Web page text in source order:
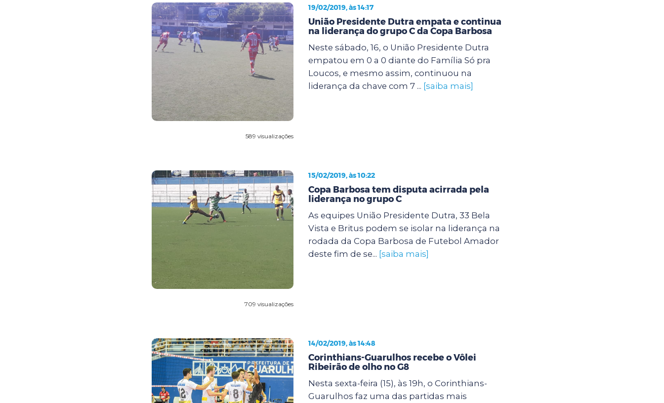
589 visualizações
19/02/2019, às 14:17
União Presidente Dutra empata e continua
na liderança do grupo C da Copa Barbosa
Neste sábado, 16, o União Presidente Dutra
empatou em 0 a 0 diante do Família Só pra
Loucos, e mesmo assim, continuou na
liderança da chave com 7 ... [saiba mais]
709 visualizações
15/02/2019, às 10:22
Copa Barbosa tem disputa acirrada pela
liderança no grupo C
As equipes União Presidente Dutra, 33 Bela
Vista e Britus podem se isolar na liderança na
rodada da Copa Barbosa de Futebol Amador
deste fim de se... [saiba mais]
14/02/2019, às 14:48
Corinthians-Guarulhos recebe o Vôlei
Ribeirão de olho no G8
Nesta sexta-feira (15), às 19h, o Corinthians-
Guarulhos faz uma das partidas mais